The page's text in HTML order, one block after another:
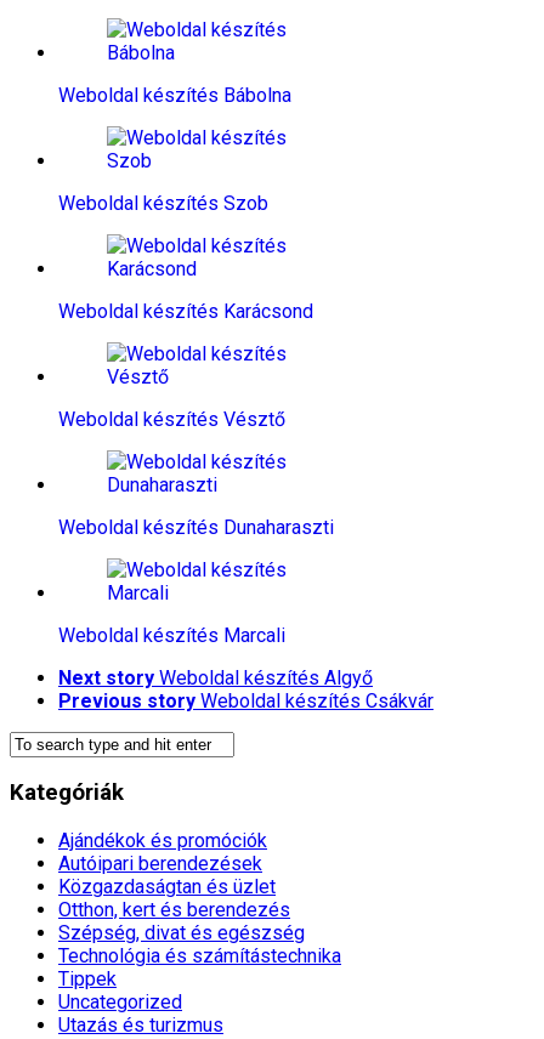
Weboldal készítés​ Bábolna
Weboldal készítés​ Szob
Weboldal készítés​ Karácsond
Weboldal készítés​ Vésztő
Weboldal készítés​ Dunaharaszti
Weboldal készítés​ Marcali
Next story Weboldal készítés​ Algyő
Previous story Weboldal készítés​ Csákvár
Kategóriák
Ajándékok és promóciók
Autóipari berendezések
Közgazdaságtan és üzlet
Otthon, kert és berendezés
Szépség, divat és egészség
Technológia és számítástechnika
Tippek
Uncategorized
Utazás és turizmus